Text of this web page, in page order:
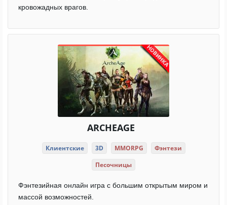
кровожадных врагов.
ARCHEAGE
Клиентские 3D MMORPG
Фэнтези
Песочницы
Фэнтезийная онлайн игра с большим открытым миром и
массой возможностей.